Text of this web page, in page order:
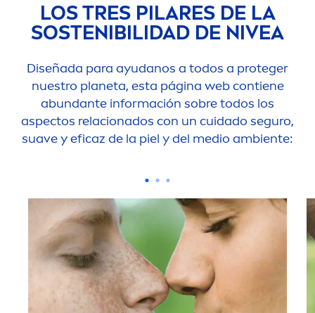
LOS TRES PILARES DE LA
SOSTENIBILIDAD DE NIVEA
Diseñada para ayudanos a todos a proteger
nuestro planeta, esta página web contiene
abundante información sobre todos los
aspectos relacionados con un cuidado seguro,
suave y eficaz de la piel y del medio ambiente: